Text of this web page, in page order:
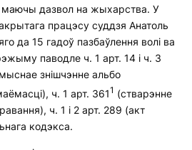
маючы дазвол на жыхарства. У
працэсу суддзя Анатоль
да 15 гадоў пазбаўлення волі ва
паводле ч. 1 арт. 14 і ч. 3
знішчэнне альбо
ч. 1 арт. 3611 (стварэнне
ч. 1 і 2 арт. 289 (акт
кодэкса.